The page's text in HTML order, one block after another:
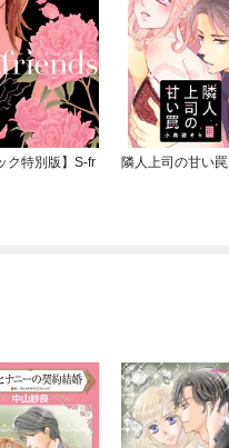
ク特別版】S-fr
隣人上司の甘い罠